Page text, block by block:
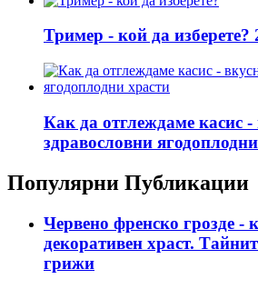
Тример - кой да изберете?
Как да отглеждаме касис -
здравословни
Популярни Публикации
Червено френско грозде -
декоративен храст.
грижи